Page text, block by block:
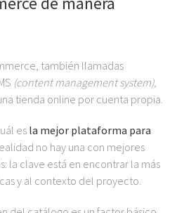
también llamadas
(content management system),
tienda online por cuenta propia.
es la mejor plataforma para
no hay una con mejores
la clave está en encontrar la más
y al contexto del proyecto.